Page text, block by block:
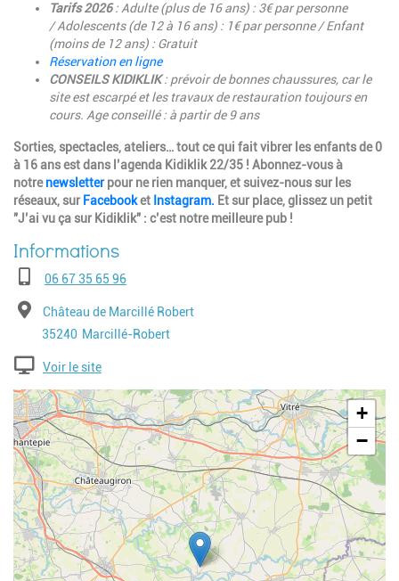
Tarifs 2026: Adulte (plus de 16 ans) : 3€ par personne
/ Adolescents (de 12 à 16 ans) : 1€ par personne / Enfant
(moins de 12 ans) : Gratuit
Réservation en ligne
CONSEILS KIDIKLIK: prévoir de bonnes chaussures, car le
site est escarpé et les travaux de restauration toujours en
cours. Age conseillé : à partir de 9 ans
Sorties, spectacles, ateliers… tout ce qui fait vibrer les enfants de 0
à 16 ans est dans l’agenda Kidiklik 22/35 ! Abonnez-vous à
notrenewsletter pour ne rien manquer, et suivez-nous sur les
réseaux, sur Facebooket Instagram. Et sur place, glissez un petit
"J’ai vu ça sur Kidiklik" : c’est notre meilleure pub !
Téléphone06 67 35 65 96
AdresseChâteau de Marcillé Robert
Code postal
35240 Ville
Marcillé-Robert
Voir le site
Geolocalisation
+
−